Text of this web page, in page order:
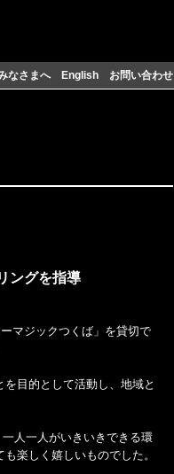
なさまへ English お問い合わせ
ングを指導
マジックつくば」を貸切で
目的として活動し、地域と
人一人がいきいきできる環
楽しく嬉しいものでした。